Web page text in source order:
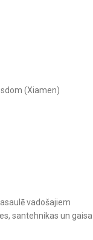
(Xiamen)
vadošajiem
santehnikas un gaisa